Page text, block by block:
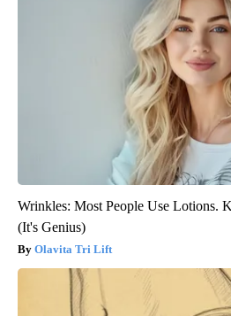
Wrinkles: Most People Use Lotions.
(It's Genius)
Olavita Tri Lift